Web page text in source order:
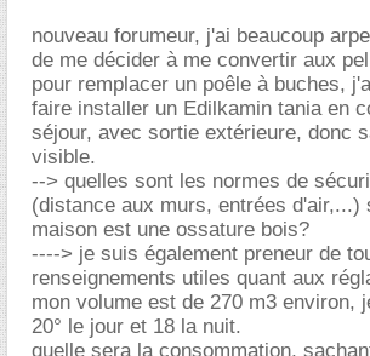
nouveau forumeur, j'ai beaucoup
de me décider à me convertir aux
pour remplacer un poêle à buches,
faire installer un Edilkamin tania en
séjour, avec sortie extérieure, donc
visible.
--> quelles sont les normes de
(distance aux murs, entrées d'air,...)
maison est une ossature bois?
----> je suis également preneur de
renseignements utiles quant aux
mon volume est de 270 m3 environ,
20° le jour et 18 la nuit.
quelle sera la consommation,